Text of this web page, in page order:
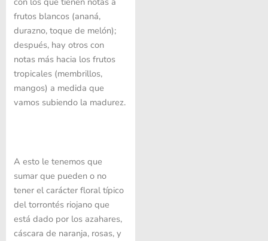
frutos blancos (ananá,
durazno, toque de melón);
después, hay otros con
notas más hacia los frutos
tropicales (membrillos,
mangos) a medida que
vamos subiendo la madurez.
A esto le tenemos que
sumar que pueden o no
tener el carácter floral típico
del torrontés riojano que
está dado por los azahares,
cáscara de naranja, rosas, y